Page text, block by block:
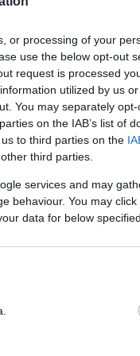
or processing of your
use the below opt-out
request is processed
utilized by us
You may separately
on the IAB’s list of
to third parties on the
third parties.
services and may
behaviour. You may
data for below
πράγμα που
τρούλο του Αγίου
του Αγίου
το
δυστυχώς στις